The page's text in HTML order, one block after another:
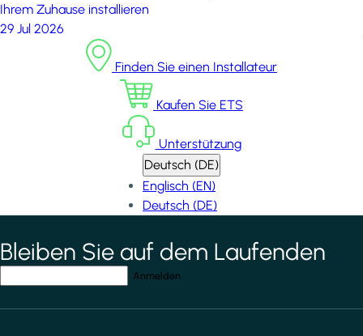
Ihrem Zuhause installieren
29 Jul 2026
Finden Sie einen Installateur
Kaufen Sie ETS
Unterstützung
Deutsch (DE)
Englisch (EN)
Deutsch (DE)
*indicates required field
Bleiben Sie auf dem Laufenden